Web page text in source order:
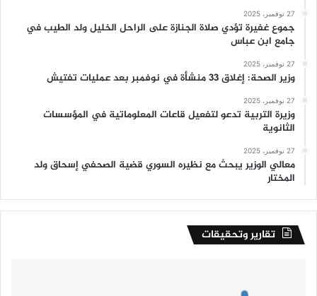
27 نوفمبر، 2025
جموع غفيرة تؤدي صلاة الجنازة على الراحل الخليل ولد الطيب في
جامع ابن عباس
27 نوفمبر، 2025
وزير الصحة: إغلاق 33 منشأة في نوفمبر بعد عمليات تفتيش
27 نوفمبر، 2025
وزيرة التربية تدعو لتفعيل قاعات المعلوماتية في المؤسسات
الثانوية
27 نوفمبر، 2025
معالي الوزير يبحث مع نظيره السوري قضية الصحفي إسحاق ولد
المختار
تقارير وتحقيقات